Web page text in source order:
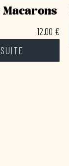
Macarons
12.00 €